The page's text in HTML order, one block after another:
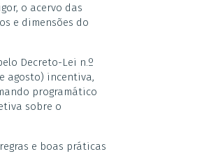
o acervo das
e dimensões do
Decreto-Lei n.º
agosto) incentiva,
programático
sobre o
e boas práticas